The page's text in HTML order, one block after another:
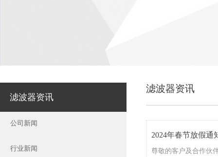
滤波器资讯
公司新闻
行业新闻
滤波器资讯
2024年春节放假通